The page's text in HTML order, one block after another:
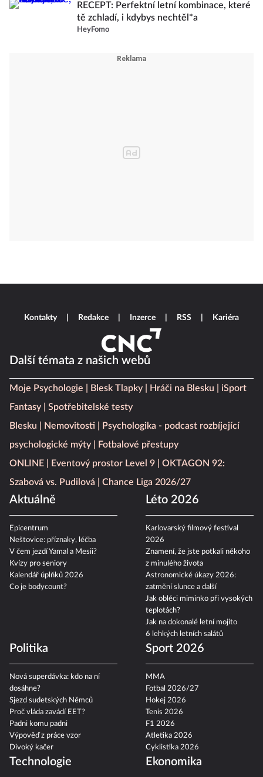
RECEPT: Perfektní letní kombinace, které
tě zchladí, i kdybys nechtěl*a
HeyFomo
Další témata z našich webů
Moje Psychologie Blesk Tlapky Hráči na Blesku
iSport
Fantasy
Spotřebitelské testy
Blesku
Nemovitosti
Psychologika - podcast rozbíjející
psychologické mýty
Fotbalové přestupy
ONLINE
Eventový prostor Level 9
OKTAGON 92:
Szabová vs. Pudilová
Chance Liga 2026/27
Aktuálně
Epicentrum
Neštovice: příznaky, léčba
V čem jezdí Yamal a Mesii?
Kvízy pro seniory
Kalendář úplňků 2026
Co je bodycount?
Léto 2026
Karlovarský filmový festival
2026
Znamení, že jste potkali někoho
z minulého života
Astronomické úkazy 2026:
zatmění slunce a další
Jak obléci miminko při vysokých
teplotách?
Jak na dokonalé letní mojito
6 lehkých letních salátů
Politika
Nová superdávka: kdo na ní
dosáhne?
Sjezd sudetských Němců
Proč vláda zavádí EET?
Padni komu padni
Výpověď z práce vzor
Divoký kačer
Sport 2026
MMA
Fotbal 2026/27
Hokej 2026
Tenis 2026
F1 2026
Atletika 2026
Cyklistika 2026
Technologie Ekonomika
Kontakty Redakce Inzerce RSS Kariéra